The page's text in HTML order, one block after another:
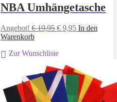
NBA Umhängetasche
Angebot! €19,95 Ursprünglicher
€ 19,95
€ 9,95Aktueller
In den
Warenkorb
Zur Wunschliste